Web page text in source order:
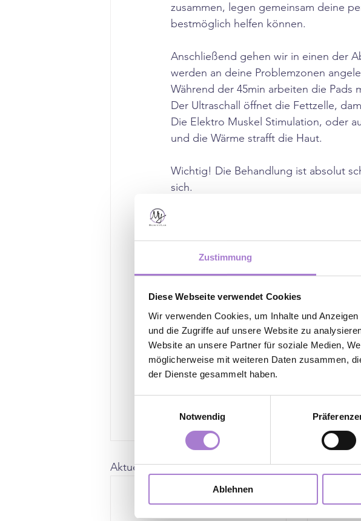
Zustimmung
Diese Webseite verwendet Cookies
Wir verwenden Cookies, um Inhalte und
und die Zugriffe auf unsere Website zu
Website an unsere Partner für soziale Medien,
möglicherweise mit weiteren Daten zusammen,
der Dienste gesammelt haben.
Notwendig
Ablehnen
zusammen, legen gemeinsam deine
bestmöglich helfen können.
Anschließend gehen wir in einen der
werden an deine Problemzonen
Während der 45min arbeiten die Pads
Der Ultraschall öffnet die Fettzelle,
Die Elektro Muskel Stimulation, oder
und die Wärme strafft die Haut.
Wichtig! Die Behandlung ist absolut
sich.
einfach wieder zurück.
uns dich bald in einem unserer
Ludwigsburg & Stuttgart begrüßen zu
Alles Liebe und bis bald.
Dein MY BeautyLab Team
Aktuelle Beiträge